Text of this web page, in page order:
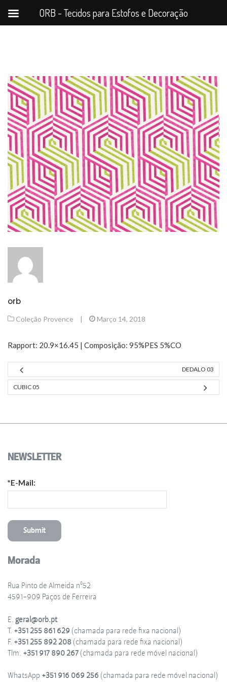
orb
Coleção Provence | Março 14, 2018
Rapport: 20.9×16.45 | Composição: 95%PES 5%CO
DEDALO 03
CUBIC 05
NEWSLETTER
*E-Mail:
Morada
Rua Pinto de Almeida nº52
4591-909 Paços de Ferreira
E. geral@orb.pt
T. +351 255 861 629 (chamada para rede fixa nacional)
F. +351 255 892 208(chamada para rede fixa nacional)
Tlm. +351 917 890 267(chamada para rede móvel nacional)
WhatsApp +351 916 069 256 (chamada para rede móvel nacional)
ORB - Tecidos para Estofos e Decoração